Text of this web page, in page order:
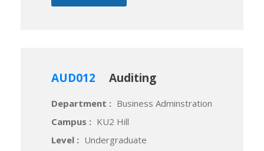
AUD012 Auditing
Department : Business Adminstration
Campus : KU2 Hill
Level : Undergraduate